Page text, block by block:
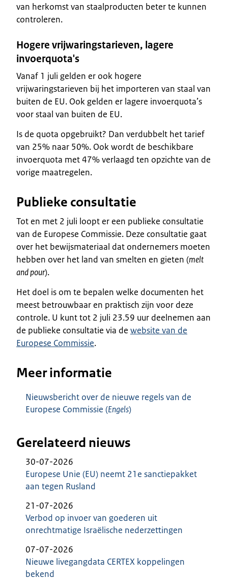
van herkomst van staalproducten beter te kunnen
controleren.
Hogere vrijwaringstarieven, lagere
invoerquota's
Vanaf 1 juli gelden er ook hogere
vrijwaringstarieven bij het importeren van staal van
buiten de EU. Ook gelden er lagere invoerquota’s
voor staal van buiten de EU.
Is de quota opgebruikt? Dan verdubbelt het tarief
van 25% naar 50%. Ook wordt de beschikbare
invoerquota met 47% verlaagd ten opzichte van de
vorige maatregelen.
Publieke consultatie
Tot en met 2 juli loopt er een publieke consultatie
van de Europese Commissie. Deze consultatie gaat
over het bewijsmateriaal dat ondernemers moeten
hebben over het land van smelten en gieten (melt
and pour).
Het doel is om te bepalen welke documenten het
meest betrouwbaar en praktisch zijn voor deze
controle. U kunt tot 2 juli 23.59 uur deelnemen aan
de publieke consultatie via de website van de
Europese Commissie.
Meer informatie
Nieuwsbericht over de nieuwe regels van de
Europese Commissie (Engels)
Gerelateerd nieuws
30-07-2026
Europese Unie (EU) neemt 21e sanctiepakket
aan tegen Rusland
21-07-2026
Verbod op invoer van goederen uit
onrechtmatige Israëlische nederzettingen
07-07-2026
Nieuwe livegangdata CERTEX koppelingen
bekend